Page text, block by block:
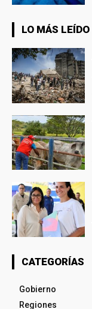
LO MÁS LEÍDO
CATEGORÍAS
Gobierno
Regiones